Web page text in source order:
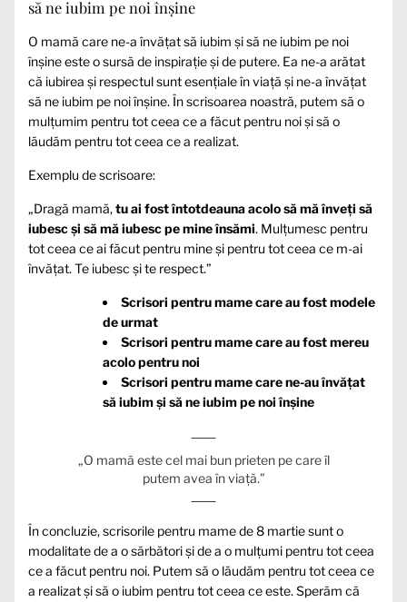
să ne iubim pe noi înșine
O mamă care ne-a învățat să iubim și să ne iubim pe noi
înșine este o sursă de inspirație și de putere. Ea ne-a arătat
că iubirea și respectul sunt esențiale în viață și ne-a învățat
să ne iubim pe noi înșine. În scrisoarea noastră, putem să o
mulțumim pentru tot ceea ce a făcut pentru noi și să o
lăudăm pentru tot ceea ce a realizat.
Exemplu de scrisoare:
„Dragă mamă,tu ai fost întotdeauna acolo să mă înveți să
iubesc și să mă iubesc pe mine însămi. Mulțumesc pentru
tot ceea ce ai făcut pentru mine și pentru tot ceea ce m-ai
învățat. Te iubesc și te respect.”
Scrisori pentru mame care au fost modele
de urmat
Scrisori pentru mame care au fost mereu
acolo pentru noi
Scrisori pentru mame care ne-au învățat
să iubim și să ne iubim pe noi înșine
„O mamă este cel mai bun prieten pe care îl
putem avea în viață.”
În concluzie, scrisorile pentru mame de 8 martie sunt o
modalitate de a o sărbători și de a o mulțumi pentru tot ceea
ce a făcut pentru noi. Putem să o lăudăm pentru tot ceea ce
a realizat și să o iubim pentru tot ceea ce este. Sperăm că